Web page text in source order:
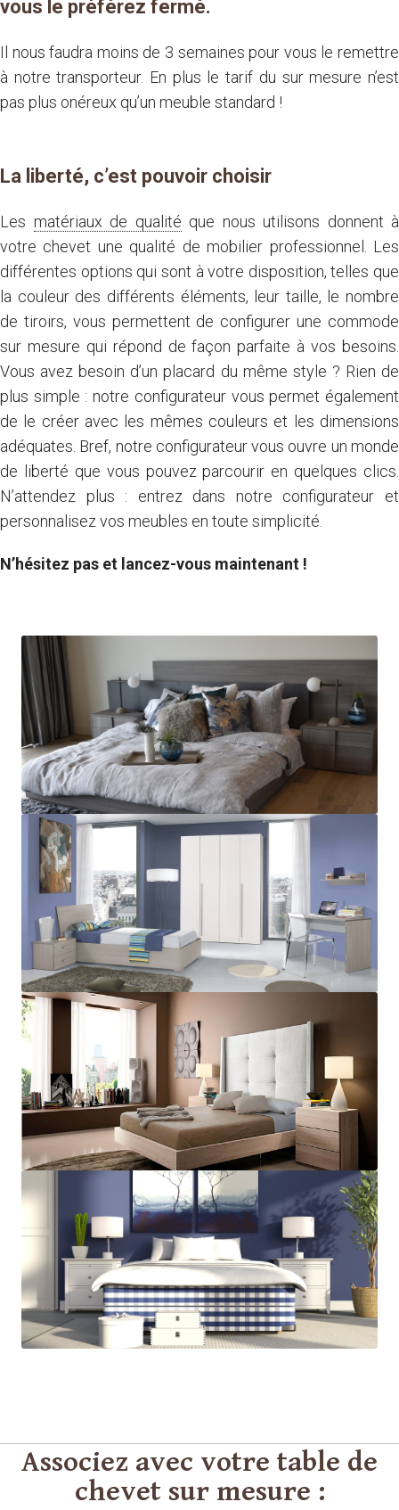
vous le préférez fermé.
Il nous faudra moins de 3 semaines pour vous le remettre
à notre transporteur. En plus le tarif du sur mesure n’est
pas plus onéreux qu’un meuble standard !
La liberté, c’est pouvoir choisir
Les matériaux de qualité que nous utilisons donnent à
votre chevet une qualité de mobilier professionnel. Les
différentes options qui sont à votre disposition, telles que
la couleur des différents éléments, leur taille, le nombre
de tiroirs, vous permettent de configurer une commode
sur mesure qui répond de façon parfaite à vos besoins.
Vous avez besoin d’un placard du même style ? Rien de
plus simple : notre configurateur vous permet également
de le créer avec les mêmes couleurs et les dimensions
adéquates. Bref, notre configurateur vous ouvre un monde
de liberté que vous pouvez parcourir en quelques clics.
N’attendez plus : entrez dans notre configurateur et
personnalisez vos meubles en toute simplicité.
N’hésitez pas et lancez-vous maintenant !
Associez avec votre table de
chevet sur mesure :